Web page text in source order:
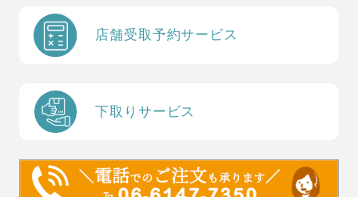
店舗受取予約サービス
下取りサービス